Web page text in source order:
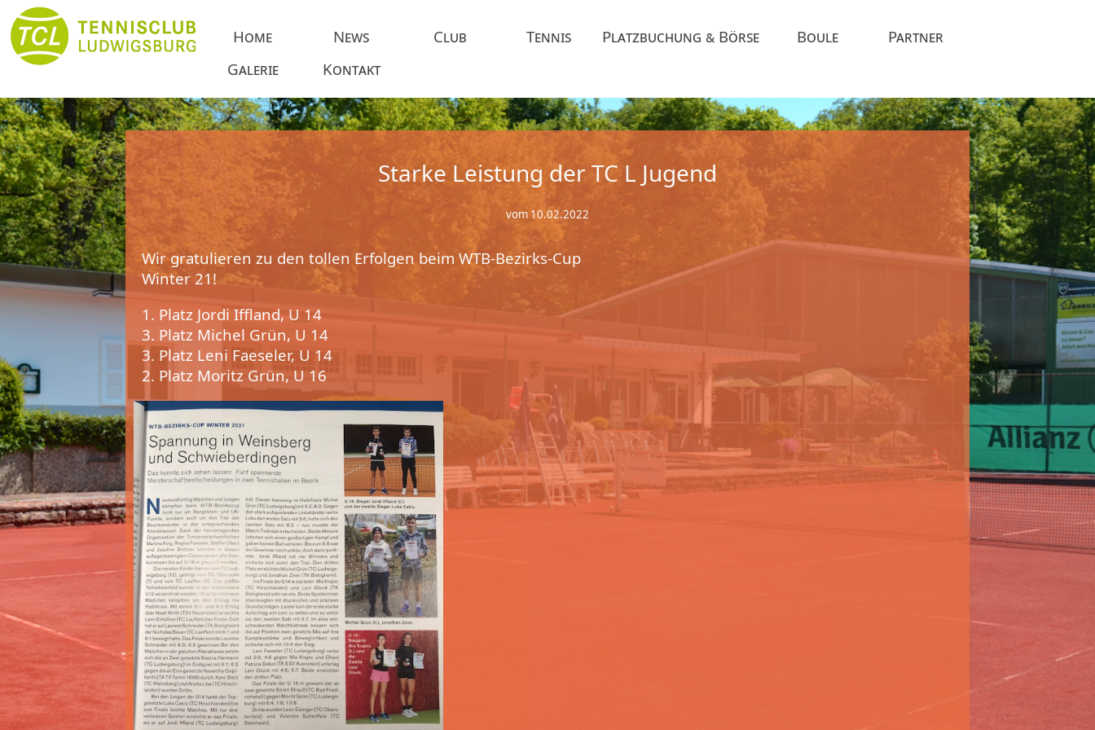
Home News Club Tennis Platzbuchung & Börse Boule
Partner
Galerie
Kontakt
Starke Leistung der TC L Jugend
vom 10.02.2022
Wir gratulieren zu den tollen Erfolgen beim WTB-Bezirks-Cup
Winter 21!
1. Platz Jordi Iffland, U 14
3. Platz Michel Grün, U 14
3. Platz Leni Faeseler, U 14
2. Platz Moritz Grün, U 16